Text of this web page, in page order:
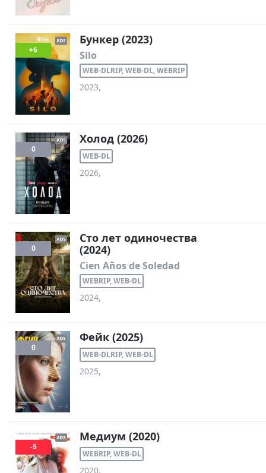
+6
Бункер (2023)
Silo
WEB-DLRIP, WEB-DL, WEBRIP
2023,
0
Холод (2026)
WEB-DL
2026,
0
Сто лет одиночества
(2024)
Cien Años de Soledad
WEBRIP, WEB-DL
2024,
0
Фейк (2025)
WEB-DLRIP, WEB-DL
2025,
-5
Медиум (2020)
WEBRIP, WEB-DL
2020,